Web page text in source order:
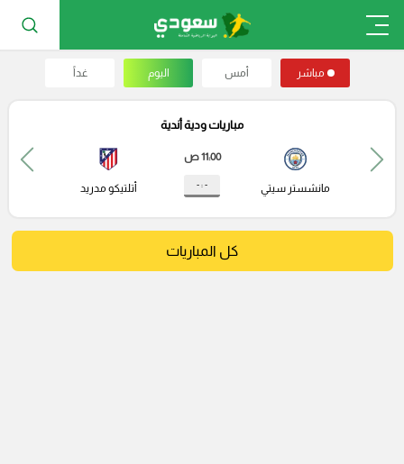
مباشر أمس اليوم غداً
مباريات ودية أندية
مانشستر سيتي
11:00 ص
- : - أتلتيكو مدريد
كل المباريات